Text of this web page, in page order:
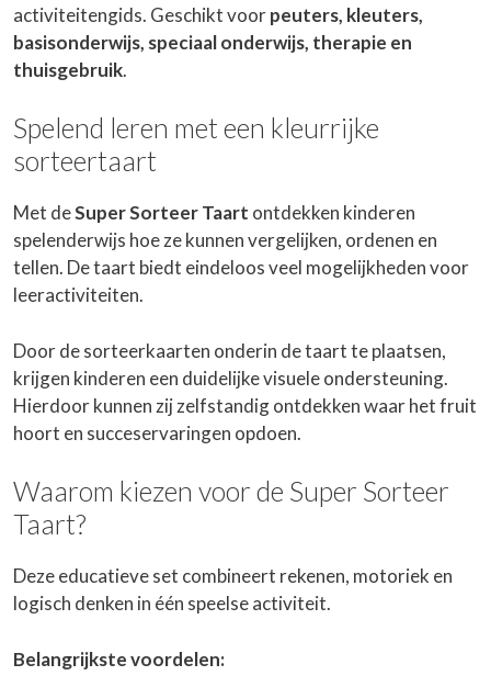
activiteitengids. Geschikt voorpeuters, kleuters,
basisonderwijs, speciaal onderwijs, therapie en
thuisgebruik.
Spelend leren met een kleurrijke
sorteertaart
Met deSuper Sorteer Taart ontdekken kinderen
spelenderwijs hoe ze kunnen vergelijken, ordenen en
tellen. De taart biedt eindeloos veel mogelijkheden voor
leeractiviteiten.
Door de sorteerkaarten onderin de taart te plaatsen,
krijgen kinderen een duidelijke visuele ondersteuning.
Hierdoor kunnen zij zelfstandig ontdekken waar het fruit
hoort en succeservaringen opdoen.
Waarom kiezen voor de Super Sorteer
Taart?
Deze educatieve set combineert rekenen, motoriek en
logisch denken in één speelse activiteit.
Belangrijkste voordelen: